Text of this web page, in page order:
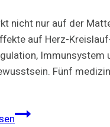
nicht nur auf der
auf Herz-
Immunsystem
Fünf
5